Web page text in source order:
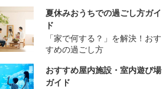
夏休みおうちでの過ごし方ガイ
ド
「家で何する？」を解決！おす
すめの過ごし方
おすすめ屋内施設・室内遊び場
ガイド